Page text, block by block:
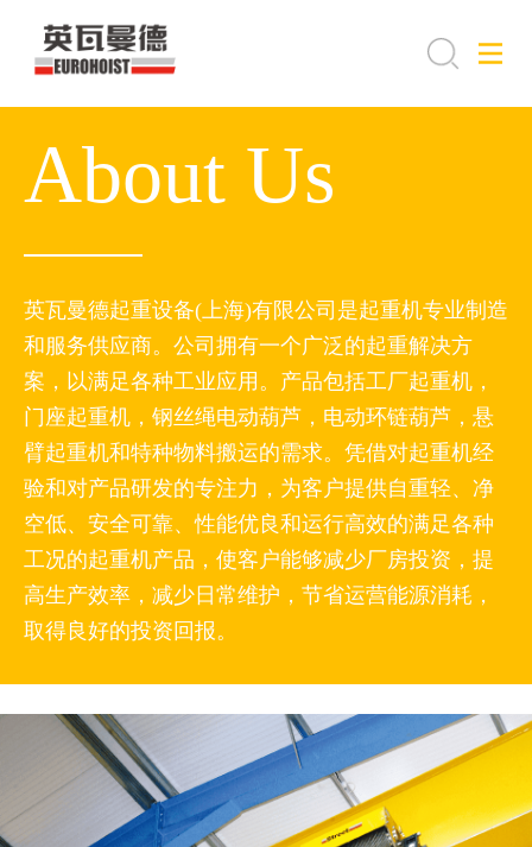
About Us
英瓦曼德起重设备(上海)有限公司是起重机专业制造
和服务供应商。公司拥有一个广泛的起重解决方
案，以满足各种工业应用。产品包括工厂起重机，
门座起重机，钢丝绳电动葫芦，电动环链葫芦，悬
臂起重机和特种物料搬运的需求。凭借对起重机经
验和对产品研发的专注力，为客户提供自重轻、净
空低、安全可靠、性能优良和运行高效的满足各种
工况的起重机产品，使客户能够减少厂房投资，提
高生产效率，减少日常维护，节省运营能源消耗，
取得良好的投资回报。